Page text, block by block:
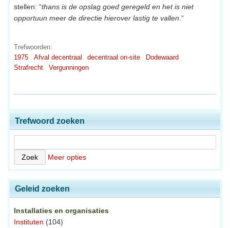
stellen: “thans is de opslag goed geregeld en het is niet
opportuun meer de directie hierover lastig te vallen .“
Trefwoorden:
1975
Afval decentraal decentraal on-site
Dodewaard
Strafrecht
Vergunningen
Trefwoord zoeken
Meer opties
Geleid zoeken
Installaties en organisaties
Instituten (104)